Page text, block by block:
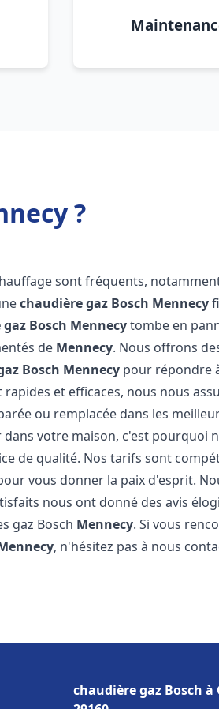
?
sont fréquents,
chaudière gaz Bosch Mennecy
Bosch Mennecytombe en
de Mennecy. Nous offrons
Bosch Mennecy pour répondre
et efficaces, nous nous
ou remplacée dans les
votre maison, c'est pourquoi
de qualité. Nos tarifs sont
vous donner la paix d'esprit.
nous ont donné des avis
gaz Bosch Mennecy. Si vous
, n'hésitez pas à nous
chaudière gaz Bosch à